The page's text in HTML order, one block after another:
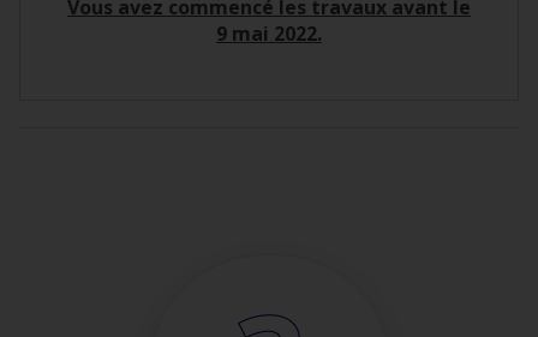
Vous avez commencé les travaux avant le
9 mai 2022.